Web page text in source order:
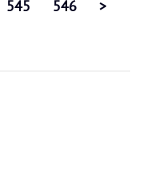
545 546
>